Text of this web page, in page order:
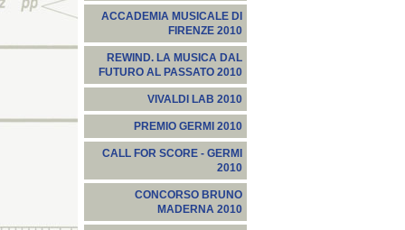
ACCADEMIA MUSICALE DI
FIRENZE 2010
REWIND. LA MUSICA DAL
FUTURO AL PASSATO 2010
VIVALDI LAB 2010
PREMIO GERMI 2010
CALL FOR SCORE - GERMI
2010
CONCORSO BRUNO
MADERNA 2010